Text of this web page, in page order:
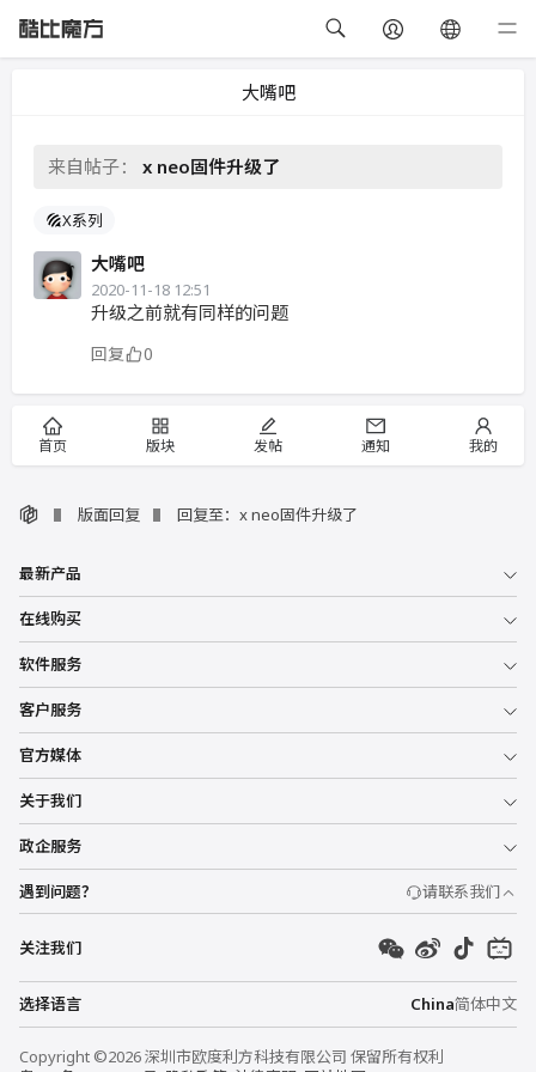
大嘴吧
来自帖子： x neo固件升级了
X系列
大嘴吧
2020-11-18 12:51
升级之前就有同样的问题
回复 0
首页 版块 发帖 通知 我的
版面回复 回复至：x neo固件升级了
最新产品
在线购买
软件服务
客户服务
官方媒体
关于我们
政企服务
遇到问题？ 请联系我们
关注我们
选择语言 China简体中文
Copyright ©2026 深圳市欧度利方科技有限公司 保留所有权利